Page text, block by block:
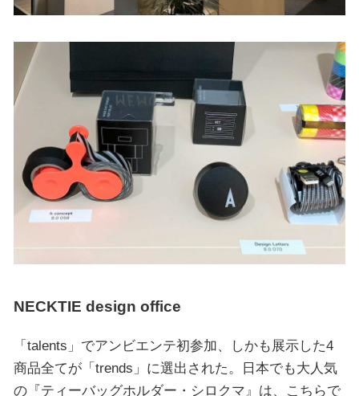
NECKTIE design office
「talents」でアンビエンテ初参加、しかも展示した4
商品全てが「trends」に選出された。日本でも大人気
の『ティーバッグホルダー・シロクマ』は、こちらで